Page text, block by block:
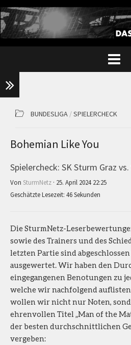
BUNDESLIGA /SPIELERCHECK
Bohemian Like You
Spielercheck: SK Sturm Graz vs.
Von SturmNetz · 25. April 2024 22:25
Geschätzte Lesezeit: 46 Sekunden
Die SturmNetz-
sowie des Trainers und des
letzten Partie sind
ausgewertet. Wir haben den
eingegangenen Benotungen zu
welche wir nachfolgend
wollen wir nicht nur Noten,
ehrenvollen Titel „Man of the
der besten durchschnittlichen
vergeben: